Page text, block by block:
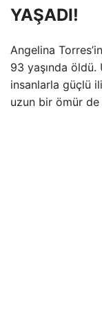
YAŞADI!
Angelina
93 yaşında
insanlarla güçlü
uzun bir ömür